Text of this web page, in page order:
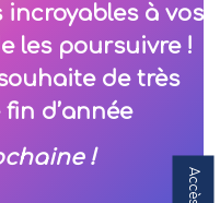
à vos
les poursuivre !
de très
d’année
!